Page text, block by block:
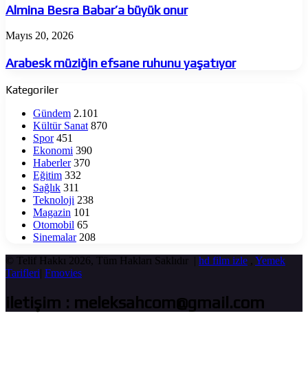
Babar’a
büyük
onur
Almina Besra Babar’a büyük onur
Arabesk
efsane
ruhunu
yaşatıyor
Mayıs 20, 2026
Arabesk müziğin efsane ruhunu yaşatıyor
Kategoriler
Gündem 2.101
Kültür Sanat 870
Spor 451
Ekonomi 390
Haberler 370
Eğitim 332
Sağlık 311
Teknoloji 238
Magazin 101
Otomobil 65
Sinemalar 208
© Telif Hakkı 2026, Tüm Hakları Saklıdır | hd film izle , Yemek
Tarifleri| Fmovies
iletişim : meleksahcom@gmail.com